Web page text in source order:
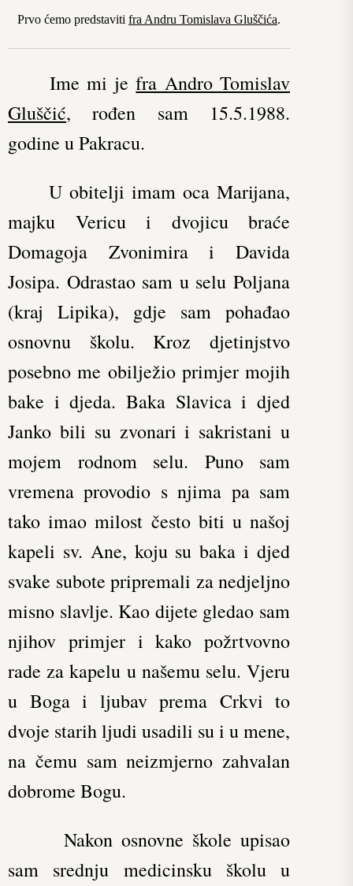
Prvo ćemo predstaviti fra Andru Tomislava Gluščića.
Ime mi jefra Andro Tomislav
Gluščić, rođen sam 15.5.1988.
godine u Pakracu.
U obitelji imam oca Marijana,
majku Vericu i dvojicu braće
Domagoja Zvonimira i Davida
Josipa. Odrastao sam u selu Poljana
(kraj Lipika), gdje sam pohađao
osnovnu školu. Kroz djetinjstvo
posebno me obilježio primjer mojih
bake i djeda. Baka Slavica i djed
Janko bili su zvonari i sakristani u
mojem rodnom selu. Puno sam
vremena provodio s njima pa sam
tako imao milost često biti u našoj
kapeli sv. Ane, koju su baka i djed
svake subote pripremali za nedjeljno
misno slavlje. Kao dijete gledao sam
njihov primjer i kako požrtvovno
rade za kapelu u našemu selu. Vjeru
u Boga i ljubav prema Crkvi to
dvoje starih ljudi usadili su i u mene,
na čemu sam neizmjerno zahvalan
dobrome Bogu.
Nakon osnovne škole upisao
sam srednju medicinsku školu u